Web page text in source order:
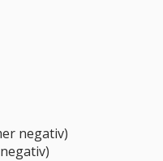
negativ)